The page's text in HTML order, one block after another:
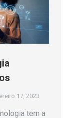
17, 2023
tem a